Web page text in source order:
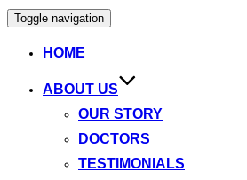
Toggle navigation
HOME
ABOUT US
OUR STORY
DOCTORS
TESTIMONIALS